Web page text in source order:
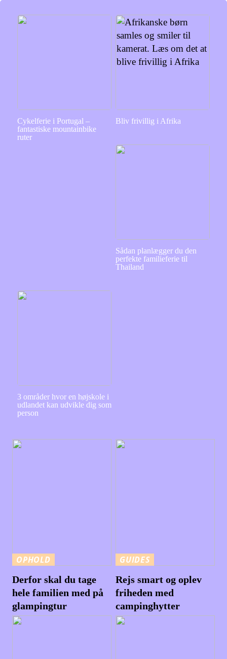
Cykelferie i Portugal –
fantastiske mountainbike
ruter
Bliv frivillig i Afrika
Sådan planlægger du den
perfekte familieferie til
Thailand
3 områder hvor en højskole i
udlandet kan udvikle dig som
person
OPHOLD
Derfor skal du tage
hele familien med på
glampingtur
GUIDES
Rejs smart og oplev
friheden med
campinghytter